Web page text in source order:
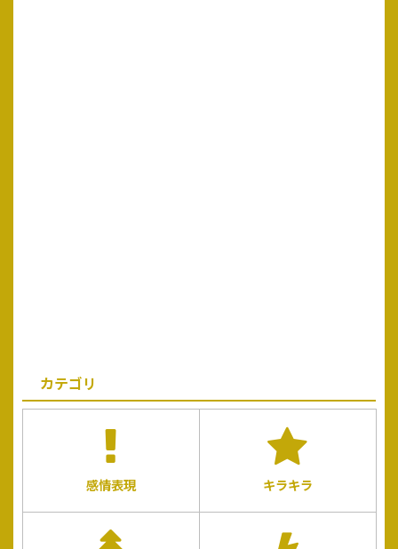
カテゴリ
感情表現 キラキラ